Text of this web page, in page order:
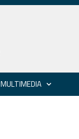
MULTIMEDIA